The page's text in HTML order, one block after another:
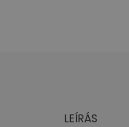
LEÍRÁS